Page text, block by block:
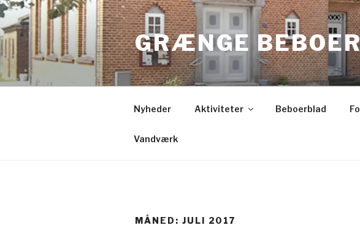
Videre
til
indhold
GRÆNGE
Nyheder Aktiviteter Beboerblad
Vandværk
MÅNED: JULI 2017